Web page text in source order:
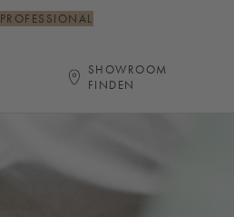
PROFESSIONAL
SHOWROOM
FINDEN